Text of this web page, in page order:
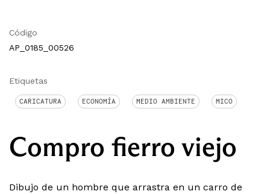
Código
AP_0185_00526
Etiquetas
CARICATURA ECONOMÍA MEDIO AMBIENTE MICO
Compro fierro viejo
Dibujo de un hombre que arrastra en un carro de